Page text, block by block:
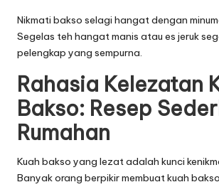
Nikmati bakso selagi hangat dengan
Segelas teh hangat manis atau es jeruk
pelengkap yang sempurna.
Rahasia Kelezatan
Bakso: Resep
Rumahan
Kuah bakso yang lezat adalah kunci
Banyak orang berpikir membuat kuah